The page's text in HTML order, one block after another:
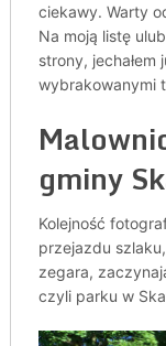
ciekawy. Warty
Na moją listę
strony,
wybrakowanymi
gminy
Kolejność
przejazdu
zegara,
czyli parku w